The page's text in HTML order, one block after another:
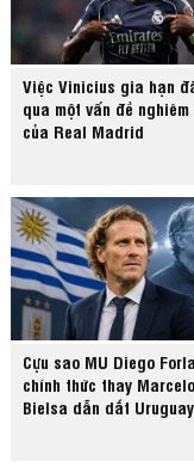
Việc Vinicius gia hạn
qua một vấn đề
của Real Madrid
Cựu sao MU Diego
chính thức thay Marcelo
Bielsa dẫn dắt Uruguay